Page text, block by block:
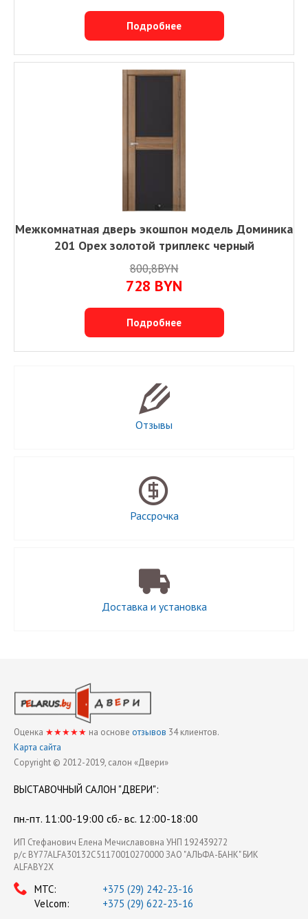
Подробнее
Межкомнатная дверь экошпон модель Доминика
201 Орех золотой триплекс черный
800,8BYN
728 BYN
Подробнее
Отзывы
Рассрочка
Доставка и установка
Оценка ★★★★★ на основе отзывов 34клиентов.
Карта сайта
Copyright © 2012-2019, cалон «Двери»
ВЫСТАВОЧНЫЙ САЛОН "ДВЕРИ":
пн.-пт. 11:00-19:00 сб.- вс. 12:00-18:00
ИП Стефанович Елена Мечиславовна УНП 192439272
р/с BY77ALFA30132C51170010270000 ЗАО "АЛЬФА-БАНК" БИК
ALFABY2X
МТС:
+375 (29) 242-23-16
Velcom:
+375 (29) 622-23-16